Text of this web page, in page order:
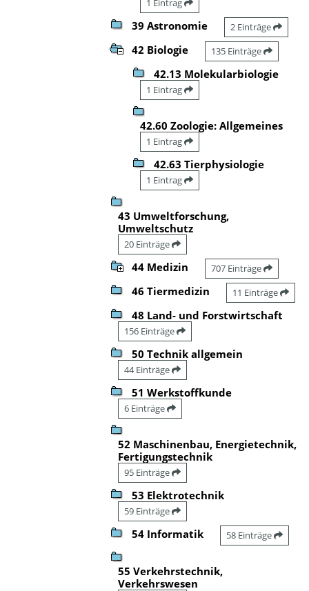
1 Eintrag
39 Astronomie 2 Einträge
42 Biologie 135 Einträge
42.13 Molekularbiologie
1 Eintrag
42.60 Zoologie: Allgemeines
1 Eintrag
42.63 Tierphysiologie
1 Eintrag
43 Umweltforschung,
Umweltschutz
20 Einträge
44 Medizin 707 Einträge
46 Tiermedizin 11 Einträge
48 Land- und Forstwirtschaft
156 Einträge
50 Technik allgemein
44 Einträge
51 Werkstoffkunde
6 Einträge
52 Maschinenbau, Energietechnik,
Fertigungstechnik
95 Einträge
53 Elektrotechnik
59 Einträge
54 Informatik 58 Einträge
55 Verkehrstechnik,
Verkehrswesen